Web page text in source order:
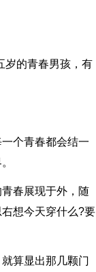
岁的青春男孩，有
个青春都会结一
春展现于外，随
想今天穿什么?要
算显出那几颗门